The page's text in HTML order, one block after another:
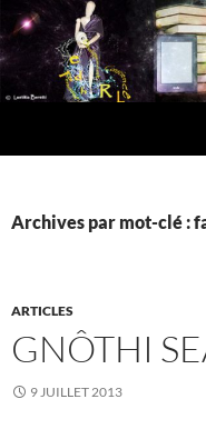
Aller
au
contenu
Archives par mot-clé :
ARTICLES
GNÔTHI
9 JUILLET 2013